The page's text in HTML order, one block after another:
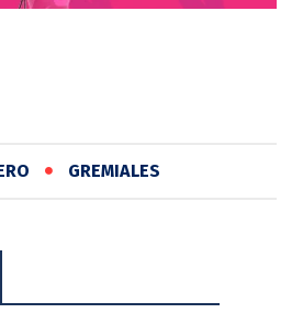
GREMIALES